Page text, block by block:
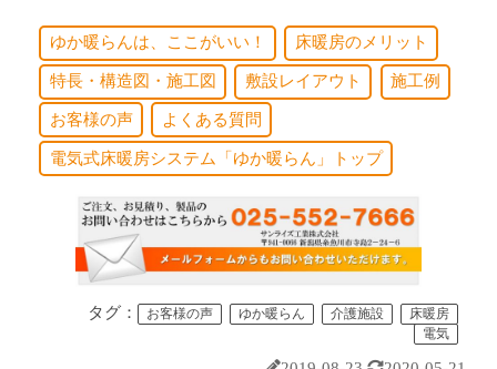
ゆか暖らんは、ここがいい！ 床暖房のメリット
特長・構造図・施工図 敷設レイアウト 施工例
お客様の声 よくある質問
電気式床暖房システム「ゆか暖らん」トップ
タグ： お客様の声 ゆか暖らん 介護施設
床暖房
電気